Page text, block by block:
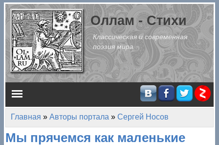
Перейти к основному содержанию
Оллам - Стихи
Классическая и современная
поэзия мира
Главное меню
Вы здесь
Главная » Авторы портала » Сергей Носов
Мы прячемся как маленькие